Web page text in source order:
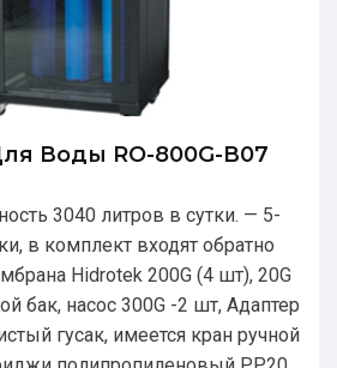
Воды RO-800G-В07
3040 литров в сутки. — 5-
в комплект входят обратно
Hidrotek 200G (4 шт), 20G
бак, насос 300G -2 шт, Адаптер
гусак, имеется кран ручной